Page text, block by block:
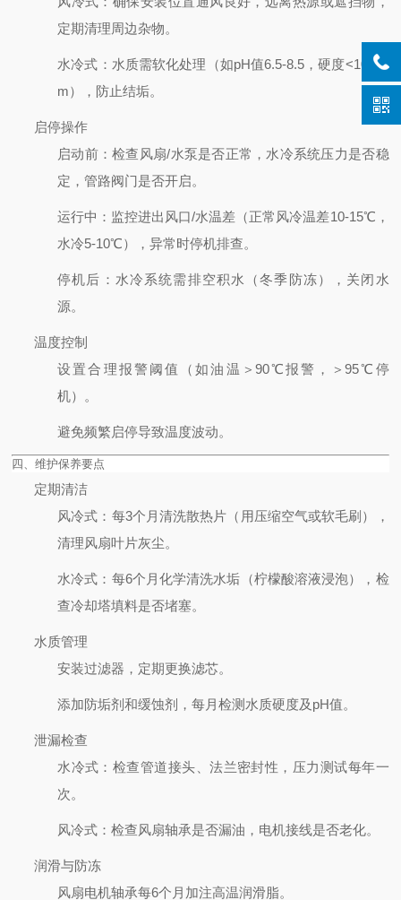
定期清理周边杂物。
水冷式 ：水质需软化处理（如pH值6.5-8.5，硬度<100pp
m），防止结垢。
启停操作
启动前：检查风扇/水泵是否正常，水冷系统压力是否稳
定，管路阀门是否开启。
运行中 ：监控进出风口/水温差（正常风冷温差10-15℃，
水冷5-10℃），异常时停机排查。
停机后 ：水冷系统需排空积水（冬季防冻），关闭水
源。
温度控制
设置合理报警阈值（如油温＞90℃报警，＞95℃停
机）。
避免频繁启停导致温度波动。
四、维护保养要点
定期清洁
风冷式 ：每3个月清洗散热片（用压缩空气或软毛刷），
清理风扇叶片灰尘。
水冷式 ：每6个月化学清洗水垢（柠檬酸溶液浸泡），检
查冷却塔填料是否堵塞。
水质管理
安装过滤器，定期更换滤芯。
添加防垢剂和缓蚀剂，每月检测水质硬度及pH值。
泄漏检查
水冷式 ：检查管道接头、法兰密封性，压力测试每年一
次。
风冷式 ：检查风扇轴承是否漏油，电机接线是否老化。
润滑与防冻
风扇电机轴承每6个月加注高温润滑脂。